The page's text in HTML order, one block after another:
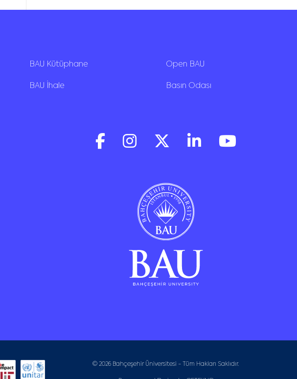
BAU Kütüphane Open BAU
BAU İhale Basın Odası
© 2026 Bahçeşehir Üniversitesi - Tüm Hakları Saklıdır.